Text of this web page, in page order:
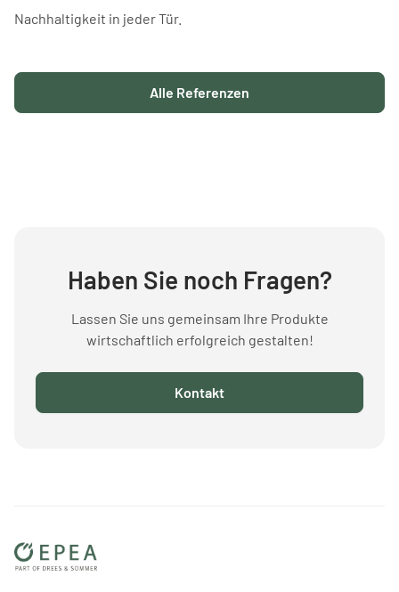
Nachhaltigkeit in jeder Tür.
Alle Referenzen
Haben Sie noch Fragen?
Lassen Sie uns gemeinsam Ihre Produkte
wirtschaftlich erfolgreich gestalten!
Kontakt